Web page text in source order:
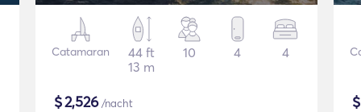
Catamaran
44 ft
13 m
10 4 4
$2,526/nacht